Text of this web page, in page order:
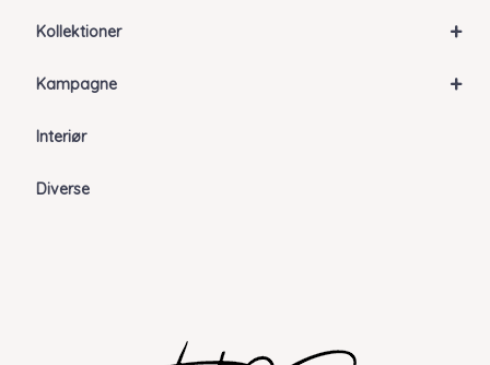
+
Kollektioner
+
Kampagne
Interiør
Diverse